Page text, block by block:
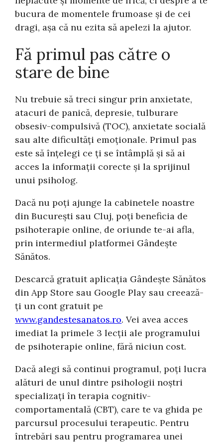
bucura de momentele frumoase și de cei
dragi, așa că nu ezita să apelezi la ajutor.
Fă primul pas către o
stare de bine
Nu trebuie să treci singur prin anxietate,
atacuri de panică, depresie, tulburare
obsesiv-compulsivă (TOC), anxietate socială
sau alte dificultăți emoționale. Primul pas
este să înțelegi ce ți se întâmplă și să ai
acces la informații corecte și la sprijinul
unui psiholog.
Dacă nu poți ajunge la cabinetele noastre
din București sau Cluj, poți beneficia de
psihoterapie online, de oriunde te-ai afla,
prin intermediul platformei Gândește
Sănătos.
Descarcă gratuit aplicația Gândește Sănătos
din App Store sau Google Play sau creează-
ți un cont gratuit pe
www.gandestesanatos.ro. Vei avea acces
imediat la primele 3 lecții ale programului
de psihoterapie online, fără niciun cost.
Dacă alegi să continui programul, poți lucra
alături de unul dintre psihologii noștri
specializați în terapia cognitiv-
comportamentală (CBT), care te va ghida pe
parcursul procesului terapeutic. Pentru
întrebări sau pentru programarea unei